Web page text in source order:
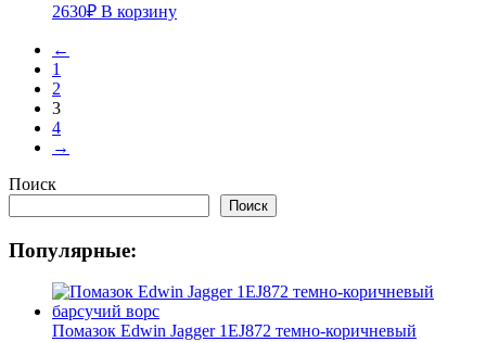
2630₽ В корзину
←
1
2
3
4
→
Поиск
Поиск
Популярные:
Помазок Edwin Jagger 1EJ872 темно-коричневый